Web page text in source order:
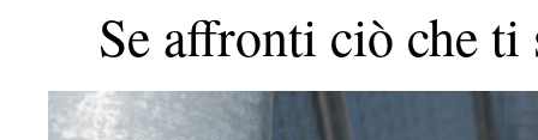
Se affronti ciò che